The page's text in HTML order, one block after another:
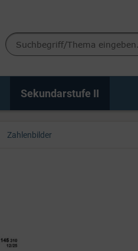
Sekundarstufe II
Zahlenbilder